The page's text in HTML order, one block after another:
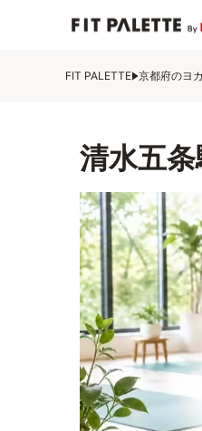
FIT PALETTE 京都府のヨ
清水五